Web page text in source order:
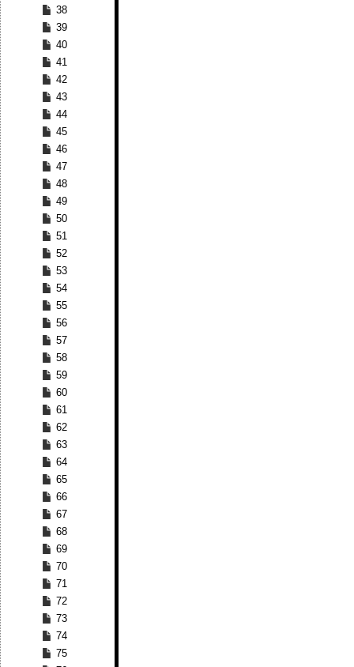
38
39
40
41
42
43
44
45
46
47
48
49
50
51
52
53
54
55
56
57
58
59
60
61
62
63
64
65
66
67
68
69
70
71
72
73
74
75